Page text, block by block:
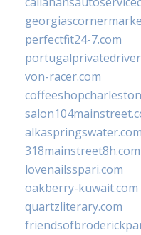
perfectfit24-7.com
von-racer.com
alkaspringswater.com
318mainstreet8h.com
lovenailsspari.com
oakberry-kuwait.com
quartzliterary.com